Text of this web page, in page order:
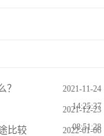
？
2021-11-24
14:25:37
2021-12-23
08:51:28
比较
2022-01-06